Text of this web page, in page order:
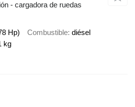
- cargadora de ruedas
Hp) Combustible diésel
kg